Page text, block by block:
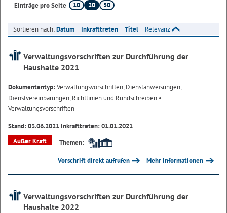
Einträge pro Seite
10 20 50
Sortieren nach:Datum Inkrafttreten Titel Relevanz
Verwaltungsvorschriften zur Durchführung der
Haushalte 2021
Dokumententyp:Verwaltungsvorschriften, Dienstanweisungen,
Dienstvereinbarungen, Richtlinien und Rundschreiben •
Verwaltungsvorschriften
Stand: 03.06.2021 Inkrafttreten: 01.01.2021
Außer Kraft
Themen:
Vorschrift direkt aufrufen Mehr Informationen
Verwaltungsvorschriften zur Durchführung der
Haushalte 2022